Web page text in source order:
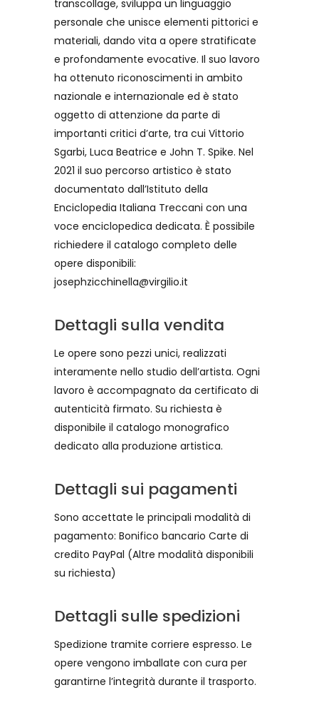
transcollage, sviluppa un linguaggio
personale che unisce elementi pittorici e
materiali, dando vita a opere stratificate
e profondamente evocative. Il suo lavoro
ha ottenuto riconoscimenti in ambito
nazionale e internazionale ed è stato
oggetto di attenzione da parte di
importanti critici d’arte, tra cui Vittorio
Sgarbi, Luca Beatrice e John T. Spike. Nel
2021 il suo percorso artistico è stato
documentato dall’Istituto della
Enciclopedia Italiana Treccani con una
voce enciclopedica dedicata. È possibile
richiedere il catalogo completo delle
opere disponibili:
josephzicchinella@virgilio.it
Dettagli sulla vendita
Le opere sono pezzi unici, realizzati
interamente nello studio dell’artista. Ogni
lavoro è accompagnato da certificato di
autenticità firmato. Su richiesta è
disponibile il catalogo monografico
dedicato alla produzione artistica.
Dettagli sui pagamenti
Sono accettate le principali modalità di
pagamento: Bonifico bancario Carte di
credito PayPal (Altre modalità disponibili
su richiesta)
Dettagli sulle spedizioni
Spedizione tramite corriere espresso. Le
opere vengono imballate con cura per
garantirne l’integrità durante il trasporto.